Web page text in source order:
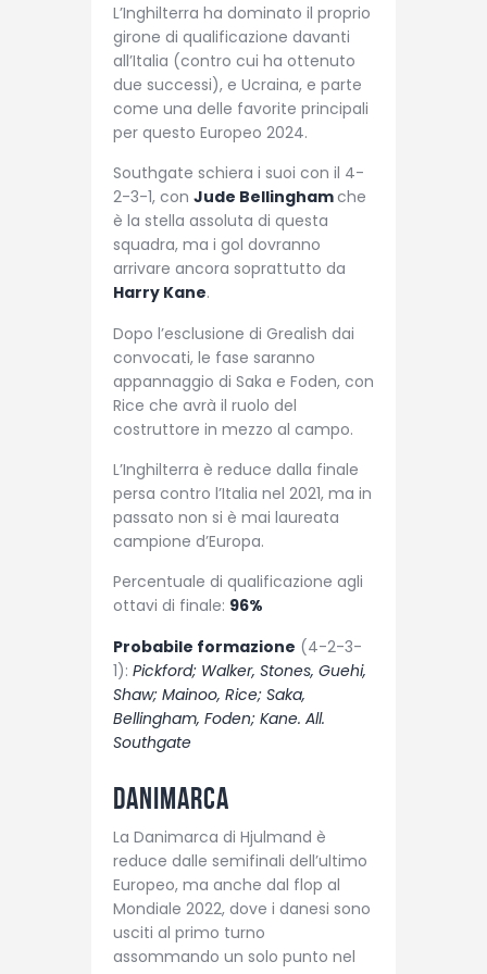
L’Inghilterra ha dominato il proprio
girone di qualificazione davanti
all’Italia (contro cui ha ottenuto
due successi), e Ucraina, e parte
come una delle favorite principali
per questo Europeo 2024.
Southgate schiera i suoi con il 4-
2-3-1, con Jude Bellinghamche
è la stella assoluta di questa
squadra, ma i gol dovranno
arrivare ancora soprattutto da
Harry Kane.
Dopo l’esclusione di Grealish dai
convocati, le fase saranno
appannaggio di Saka e Foden, con
Rice che avrà il ruolo del
costruttore in mezzo al campo.
L’Inghilterra è reduce dalla finale
persa contro l’Italia nel 2021, ma in
passato non si è mai laureata
campione d’Europa.
Percentuale di qualificazione agli
ottavi di finale: 96%
Probabile formazione (4-2-3-
1): Pickford; Walker, Stones, Guehi,
Shaw; Mainoo, Rice; Saka,
Bellingham, Foden; Kane. All.
Southgate
Danimarca
La Danimarca di Hjulmand è
reduce dalle semifinali dell’ultimo
Europeo, ma anche dal flop al
Mondiale 2022, dove i danesi sono
usciti al primo turno
assommando un solo punto nel